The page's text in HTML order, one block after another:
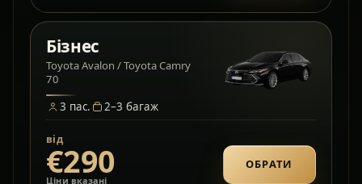
Бізнес
Toyota Avalon / Toyota Camry
70
3 пас. 2–3 багаж
від
€290
Ціни вказані
ОБРАТИ